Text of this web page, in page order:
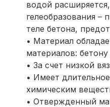
водой
гелеобразования
теле бетона,
• Материал
материалов:
• За счет низкой
• Имеет
химическим
• Отвержденный